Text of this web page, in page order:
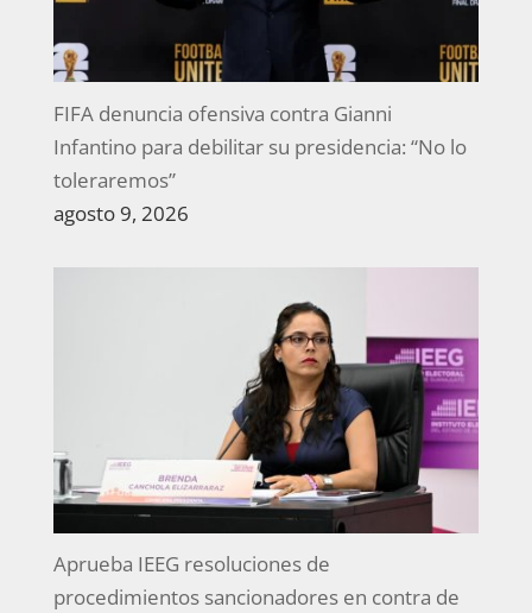
FIFA denuncia ofensiva contra Gianni
Infantino para debilitar su presidencia: “No lo
toleraremos”
agosto 9, 2026
Aprueba IEEG resoluciones de
procedimientos sancionadores en contra de